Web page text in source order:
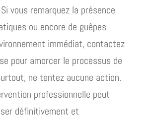
vous remarquez la présence
ou encore de guêpes
immédiat, contactez
pour amorcer le processus de
ne tentez aucune action.
professionnelle peut
définitivement et